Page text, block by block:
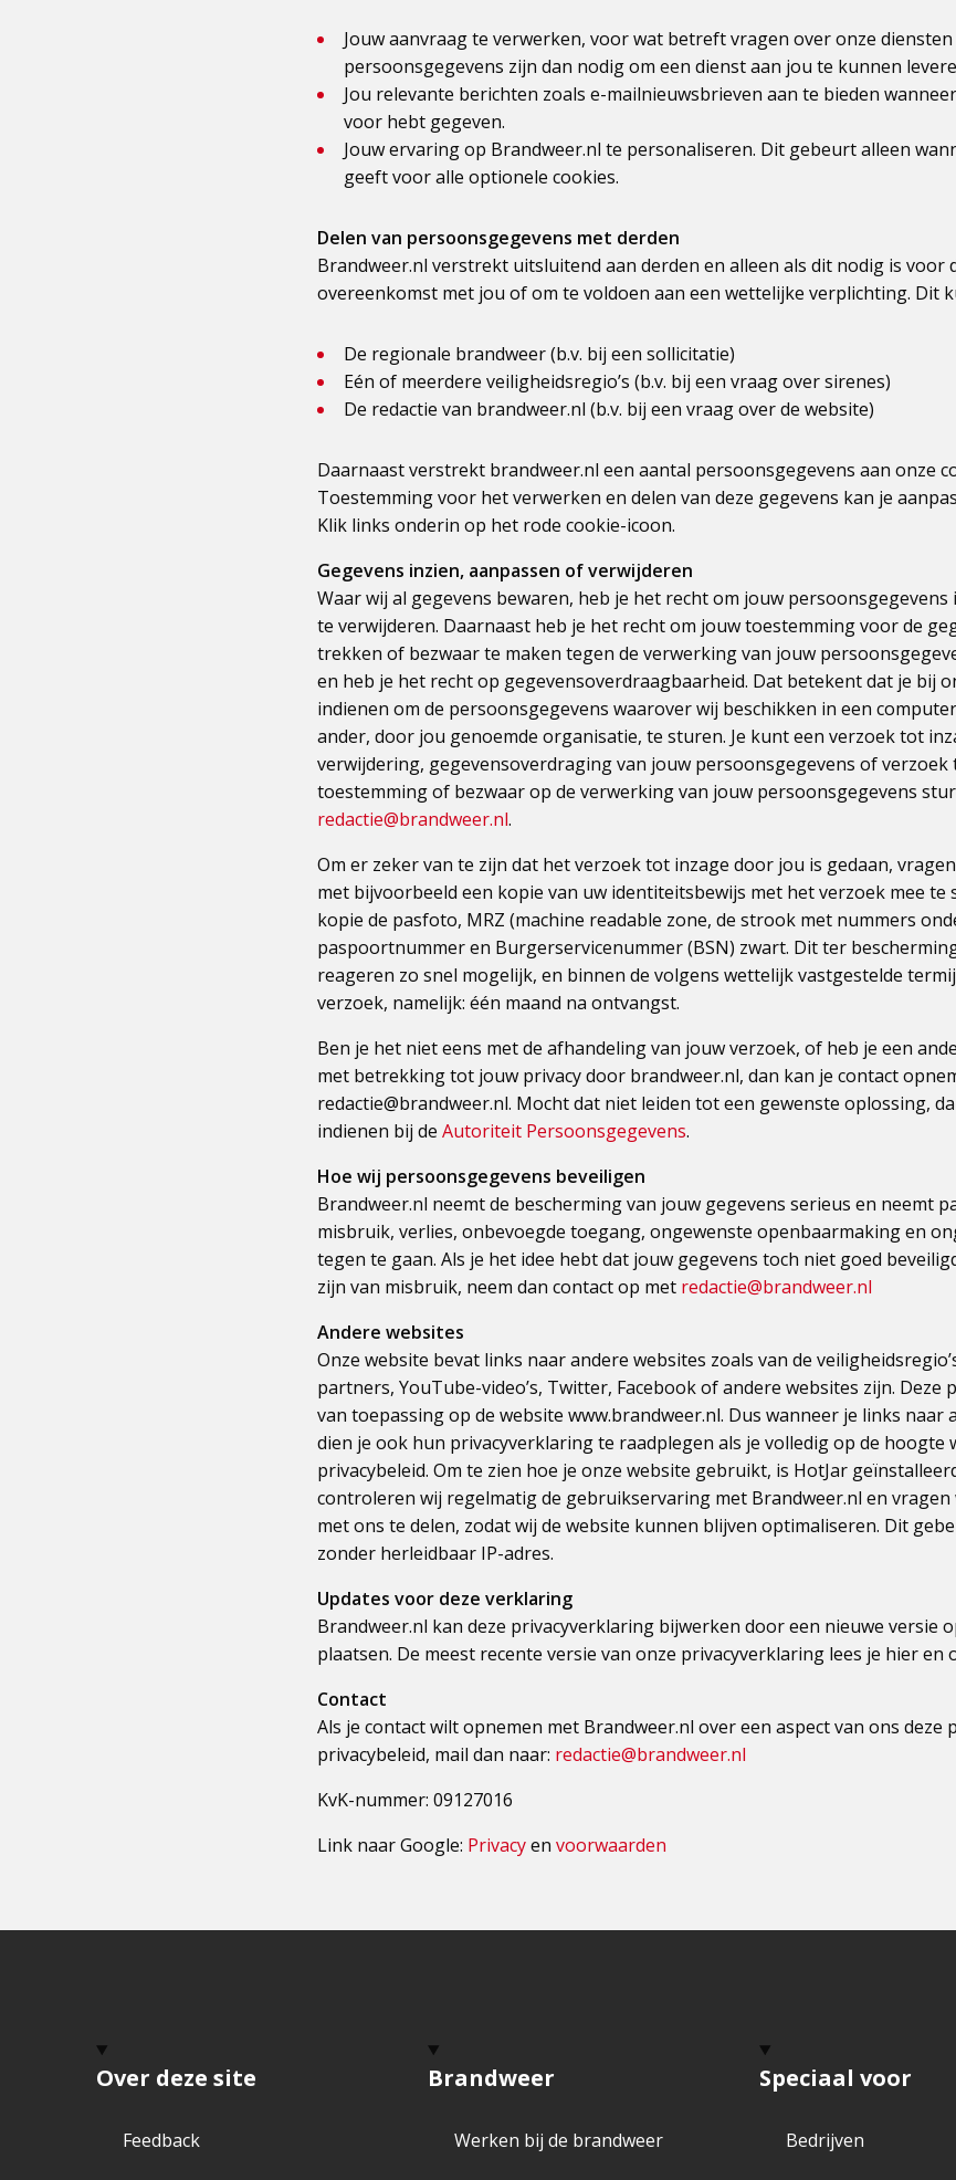
Jouw aanvraag te verwerken, voor wat betreft vragen over onze diensten
persoonsgegevens zijn dan nodig om een dienst aan jou te kunnen
Jou relevante berichten zoals e-mailnieuwsbrieven aan te bieden
voor hebt gegeven.
Jouw ervaring op Brandweer.nl te personaliseren. Dit gebeurt alleen
geeft voor alle optionele cookies.
Delen van persoonsgegevens met derden
Brandweer.nl verstrekt uitsluitend aan derden en alleen als dit nodig is voor
overeenkomst met jou of om te voldoen aan een wettelijke verplichting. Dit
De regionale brandweer (b.v. bij een sollicitatie)
Eén of meerdere veiligheidsregio’s (b.v. bij een vraag over sirenes)
De redactie van brandweer.nl (b.v. bij een vraag over de website)
Daarnaast verstrekt brandweer.nl een aantal persoonsgegevens aan onze
Toestemming voor het verwerken en delen van deze gegevens kan je
Klik links onderin op het rode cookie-icoon.
Gegevens inzien, aanpassen of verwijderen
Waar wij al gegevens bewaren, heb je het recht om jouw
te verwijderen. Daarnaast heb je het recht om jouw toestemming voor de
trekken of bezwaar te maken tegen de verwerking van jouw
en heb je het recht op gegevensoverdraagbaarheid. Dat betekent dat je bij
indienen om de persoonsgegevens waarover wij beschikken in een
ander, door jou genoemde organisatie, te sturen. Je kunt een verzoek tot
verwijdering, gegevensoverdraging van jouw persoonsgegevens of
toestemming of bezwaar op de verwerking van jouw persoonsgegevens
redactie@brandweer.nl.
Om er zeker van te zijn dat het verzoek tot inzage door jou is gedaan,
met bijvoorbeeld een kopie van uw identiteitsbewijs met het verzoek mee te
kopie de pasfoto, MRZ (machine readable zone, de strook met nummers
paspoortnummer en Burgerservicenummer (BSN) zwart. Dit ter
reageren zo snel mogelijk, en binnen de volgens wettelijk vastgestelde
verzoek, namelijk: één maand na ontvangst.
Ben je het niet eens met de afhandeling van jouw verzoek, of heb je een
met betrekking tot jouw privacy door brandweer.nl, dan kan je contact
redactie@brandweer.nl. Mocht dat niet leiden tot een gewenste oplossing,
indienen bij de Autoriteit Persoonsgegevens.
Hoe wij persoonsgegevens beveiligen
Brandweer.nl neemt de bescherming van jouw gegevens serieus en neemt
misbruik, verlies, onbevoegde toegang, ongewenste openbaarmaking en
tegen te gaan. Als je het idee hebt dat jouw gegevens toch niet goed
zijn van misbruik, neem dan contact op met redactie@brandweer.nl
Andere websites
Onze website bevat links naar andere websites zoals van de
partners, YouTube-video’s, Twitter, Facebook of andere websites zijn. Deze
van toepassing op de website www.brandweer.nl. Dus wanneer je links naar
dien je ook hun privacyverklaring te raadplegen als je volledig op de hoogte
privacybeleid. Om te zien hoe je onze website gebruikt, is HotJar
controleren wij regelmatig de gebruikservaring met Brandweer.nl en
met ons te delen, zodat wij de website kunnen blijven optimaliseren. Dit
zonder herleidbaar IP-adres.
Updates voor deze verklaring
Brandweer.nl kan deze privacyverklaring bijwerken door een nieuwe versie
plaatsen. De meest recente versie van onze privacyverklaring lees je hier en
Contact
Als je contact wilt opnemen met Brandweer.nl over een aspect van ons deze
privacybeleid, mail dan naar: redactie@brandweer.nl
KvK-nummer: 09127016
Link naar Google: Privacyen voorwaarden
Over deze site
Feedback
Brandweer
Werken bij de brandweer
Speciaal voor
Bedrijven